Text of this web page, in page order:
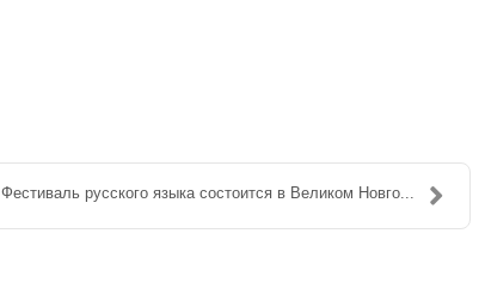
Фестиваль русского языка состоится в Великом Новго...